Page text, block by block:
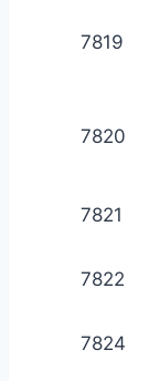
7819
7820
7821
7822
7824